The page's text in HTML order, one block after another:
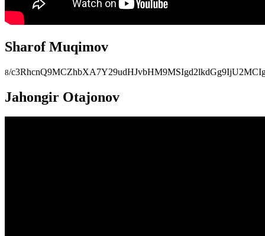
Sharof Muqimov
8/
Jahongir Otajonov